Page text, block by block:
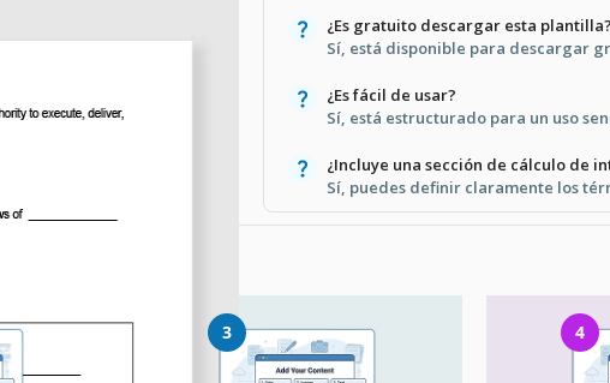
¿Es gratuito descargar esta plantilla?
Sí, está disponible para descargar
¿Es fácil de usar?
Sí, está estructurado para un uso
¿Incluye una sección de cálculo de
Sí, puedes definir claramente los
3 4